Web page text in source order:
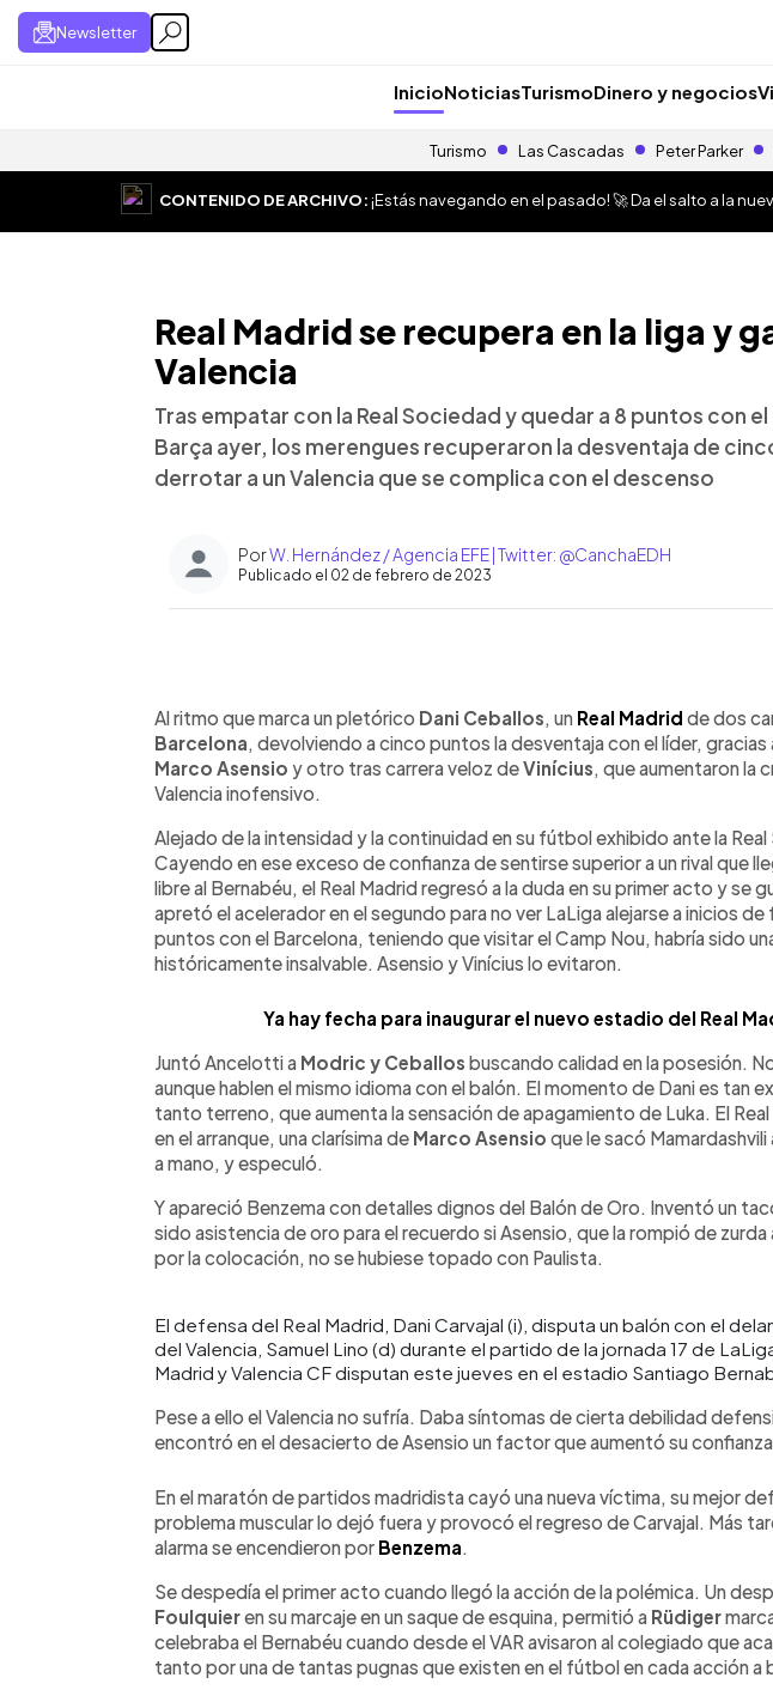
Newsletter
InicioNoticiasTurismoDinero y negocios
Turismo Las Cascadas Peter Parker
CONTENIDO DE ARCHIVO:¡Estás navegando en el pasado! 🚀 Da el salto a la
Real Madrid se recupera en la liga y
Valencia
Tras empatar con la Real Sociedad y quedar a 8 puntos con
Barça ayer, los merengues recuperaron la desventaja de
derrotar a un Valencia que se complica con el descenso
PorW. Hernández / Agencia EFE | Twitter: @CanchaEDH
Publicado el 02 de febrero de 2023
Escuchar artículo
Al ritmo que marca un pletórico Dani Ceballos, un Real Madrid de dos
Barcelona, devolviendo a cinco puntos la desventaja con el líder, gracias
Marco Asensio y otro tras carrera veloz deVinícius, que aumentaron la
Valencia inofensivo.
Alejado de la intensidad y la continuidad en su fútbol exhibido ante la
Cayendo en ese exceso de confianza de sentirse superior a un rival que
libre al Bernabéu, el Real Madrid regresó a la duda en su primer acto y se
apretó el acelerador en el segundo para no ver LaLiga alejarse a inicios
puntos con el Barcelona, teniendo que visitar el Camp Nou, habría sido
históricamente insalvable. Asensio y Vinícius lo evitaron.
Ya hay fecha para inaugurar el nuevo estadio del Real
Juntó Ancelotti a Modric y Ceballos buscando calidad en la posesión.
aunque hablen el mismo idioma con el balón. El momento de Dani es tan
tanto terreno, que aumenta la sensación de apagamiento de Luka. El
en el arranque, una clarísima de Marco Asensio que le sacó Mamardashvili
a mano, y especuló.
Y apareció Benzema con detalles dignos del Balón de Oro. Inventó un
sido asistencia de oro para el recuerdo si Asensio, que la rompió de
por la colocación, no se hubiese topado con Paulista.
El defensa del Real Madrid, Dani Carvajal (i), disputa un balón con el
del Valencia, Samuel Lino (d) durante el partido de la jornada 17 de
Madrid y Valencia CF disputan este jueves en el estadio Santiago
Pese a ello el Valencia no sufría. Daba síntomas de cierta debilidad
encontró en el desacierto de Asensio un factor que aumentó su
En el maratón de partidos madridista cayó una nueva víctima, su mejor
problema muscular lo dejó fuera y provocó el regreso de Carvajal. Más
alarma se encendieron por Benzema.
Se despedía el primer acto cuando llegó la acción de la polémica. Un
Foulquieren su marcaje en un saque de esquina, permitió a Rüdiger
celebraba el Bernabéu cuando desde el VAR avisaron al colegiado que
tanto por una de tantas pugnas que existen en el fútbol en cada acción a